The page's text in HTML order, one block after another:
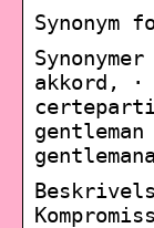
Synonym
akkord, ·